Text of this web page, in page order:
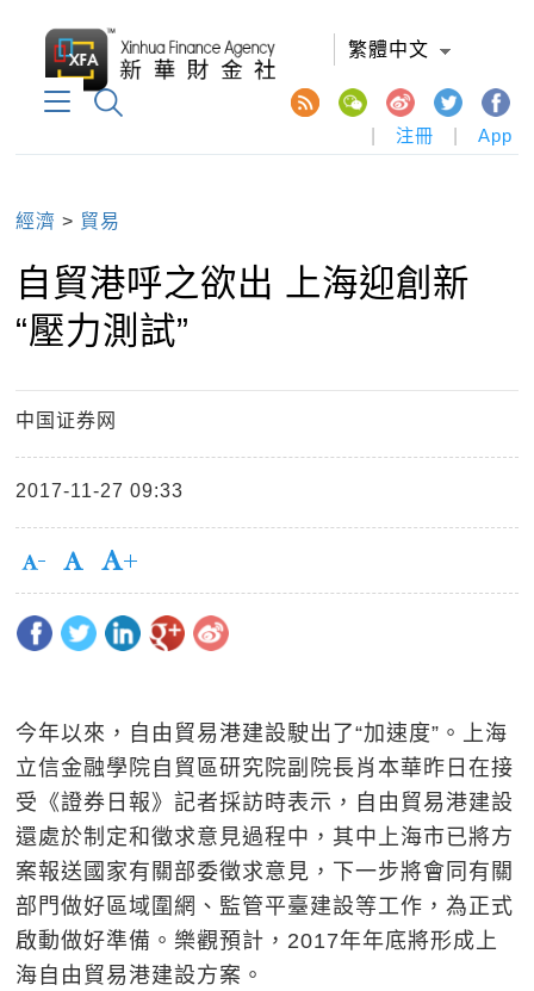
繁體中文
注冊 App
經濟 > 貿易
自貿港呼之欲出 上海迎創新
“壓力測試”
中国证券网
2017-11-27 09:33
今年以來，自由貿易港建設駛出了“加速度”。上海
立信金融學院自貿區研究院副院長肖本華昨日在接
受《證券日報》記者採訪時表示，自由貿易港建設
還處於制定和徵求意見過程中，其中上海市已將方
案報送國家有關部委徵求意見，下一步將會同有關
部門做好區域圍網、監管平臺建設等工作，為正式
啟動做好準備。樂觀預計，2017年年底將形成上
海自由貿易港建設方案。